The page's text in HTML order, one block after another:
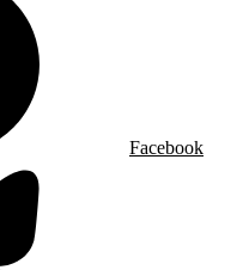
Facebook